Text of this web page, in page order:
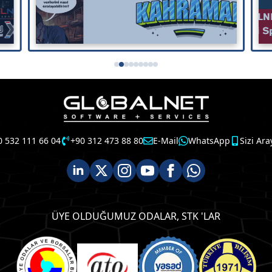
532 111 66 04 +90 312 473 88 80 E-Mail WhatsApp Sizi
ÜYE OLDUĞUMUZ ODALAR, STK 'LAR